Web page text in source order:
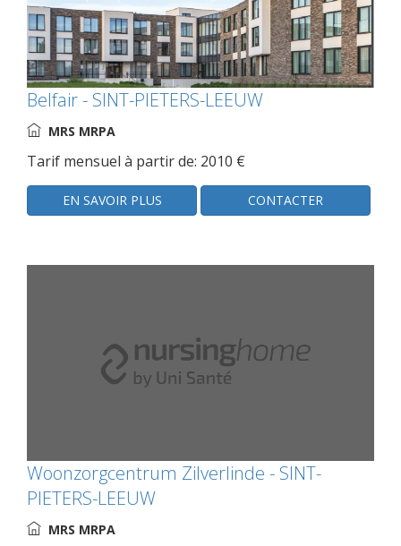
Belfair - SINT-PIETERS-LEEUW
MRS MRPA
Tarif mensuel à partir de: 2010 €
EN SAVOIR PLUS CONTACTER
Woonzorgcentrum Zilverlinde - SINT-
PIETERS-LEEUW
MRS MRPA